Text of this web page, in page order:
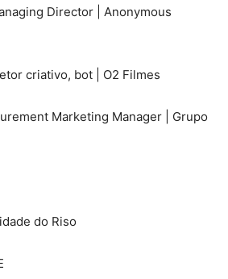
Director | Anonymous
criativo, bot | O2 Filmes
Marketing Manager | Grupo
do Riso